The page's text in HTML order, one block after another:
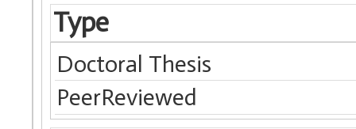
Type
Doctoral Thesis
PeerReviewed